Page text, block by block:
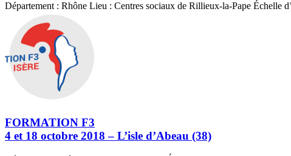
Département : Rhône Lieu : Centres sociaux de Rillieux-la-Pape Échelle
FORMATION F3
4 et 18 octobre 2018 – L’isle d’Abeau (38)